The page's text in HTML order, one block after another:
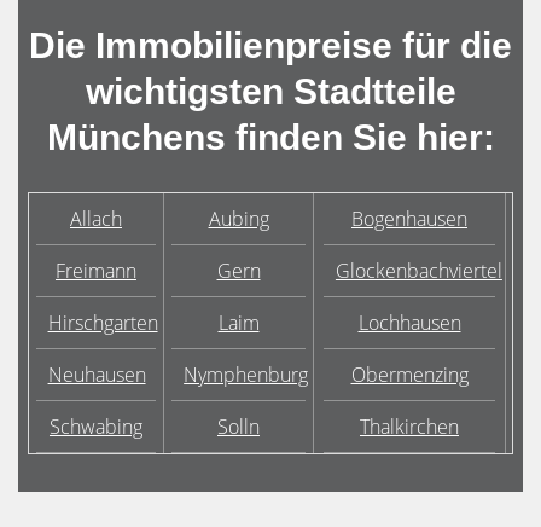
Die Immobilienpreise für die
wichtigsten Stadtteile
Münchens finden Sie hier:
Allach Aubing
Bogenhausen
Freimann
Gern
Glockenbachviertel
Hirschgarten
Laim Lochhausen
Neuhausen
Nymphenburg
Obermenzing
Schwabing
Solln Thalkirchen